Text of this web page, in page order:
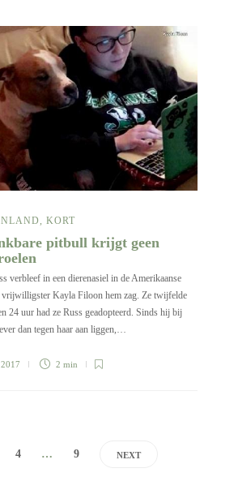
, KORT
pitbull krijgt geen
verbleef in een dierenasiel in de Amerikaanse
vrijwilligster Kayla Filoon hem zag. Ze twijfelde
24 uur had ze Russ geadopteerd. Sinds hij bij
dan tegen haar aan liggen,…
2 min
4 … 9 NEXT